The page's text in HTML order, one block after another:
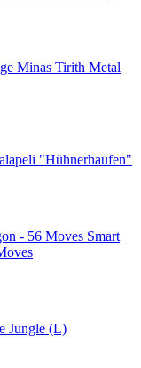
Metal
"Hühnerhaufen"
Smart
Jungle (L)